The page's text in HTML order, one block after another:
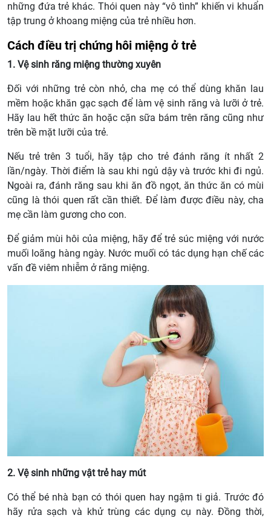
những đứa trẻ khác. Thói quen này “vô tình” khiến vi khuẩn
tập trung ở khoang miệng của trẻ nhiều hơn.
Cách điều trị chứng hôi miệng ở trẻ
1. Vệ sinh răng miệng thường xuyên
Đối với những trẻ còn nhỏ, cha mẹ có thể dùng khăn lau
mềm hoặc khăn gạc sạch để làm vệ sinh răng và lưỡi ở trẻ.
Hãy lau hết thức ăn hoặc cặn sữa bám trên răng cũng như
trên bề mặt lưỡi của trẻ.
Nếu trẻ trên 3 tuổi, hãy tập cho trẻ đánh răng ít nhất 2
lần/ngày. Thời điểm là sau khi ngủ dậy và trước khi đi ngủ.
Ngoài ra, đánh răng sau khi ăn đồ ngọt, ăn thức ăn có mùi
cũng là thói quen rất cần thiết. Để làm được điều này, cha
mẹ cần làm gương cho con.
Để giảm mùi hôi của miệng, hãy để trẻ súc miệng với nước
muối loãng hàng ngày. Nước muối có tác dụng hạn chế các
vấn đề viêm nhiễm ở răng miệng.
2. Vệ sinh những vật trẻ hay mút
Có thể bé nhà bạn có thói quen hay ngậm ti giả. Trước đó
hãy rửa sạch và khử trùng các dụng cụ này. Đồng thời,